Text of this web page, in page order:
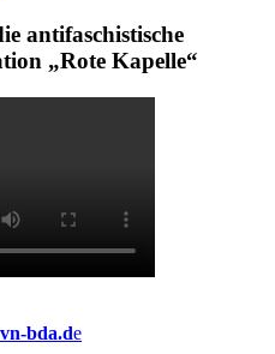
antifaschistische
„Rote Kapelle“
bda.de